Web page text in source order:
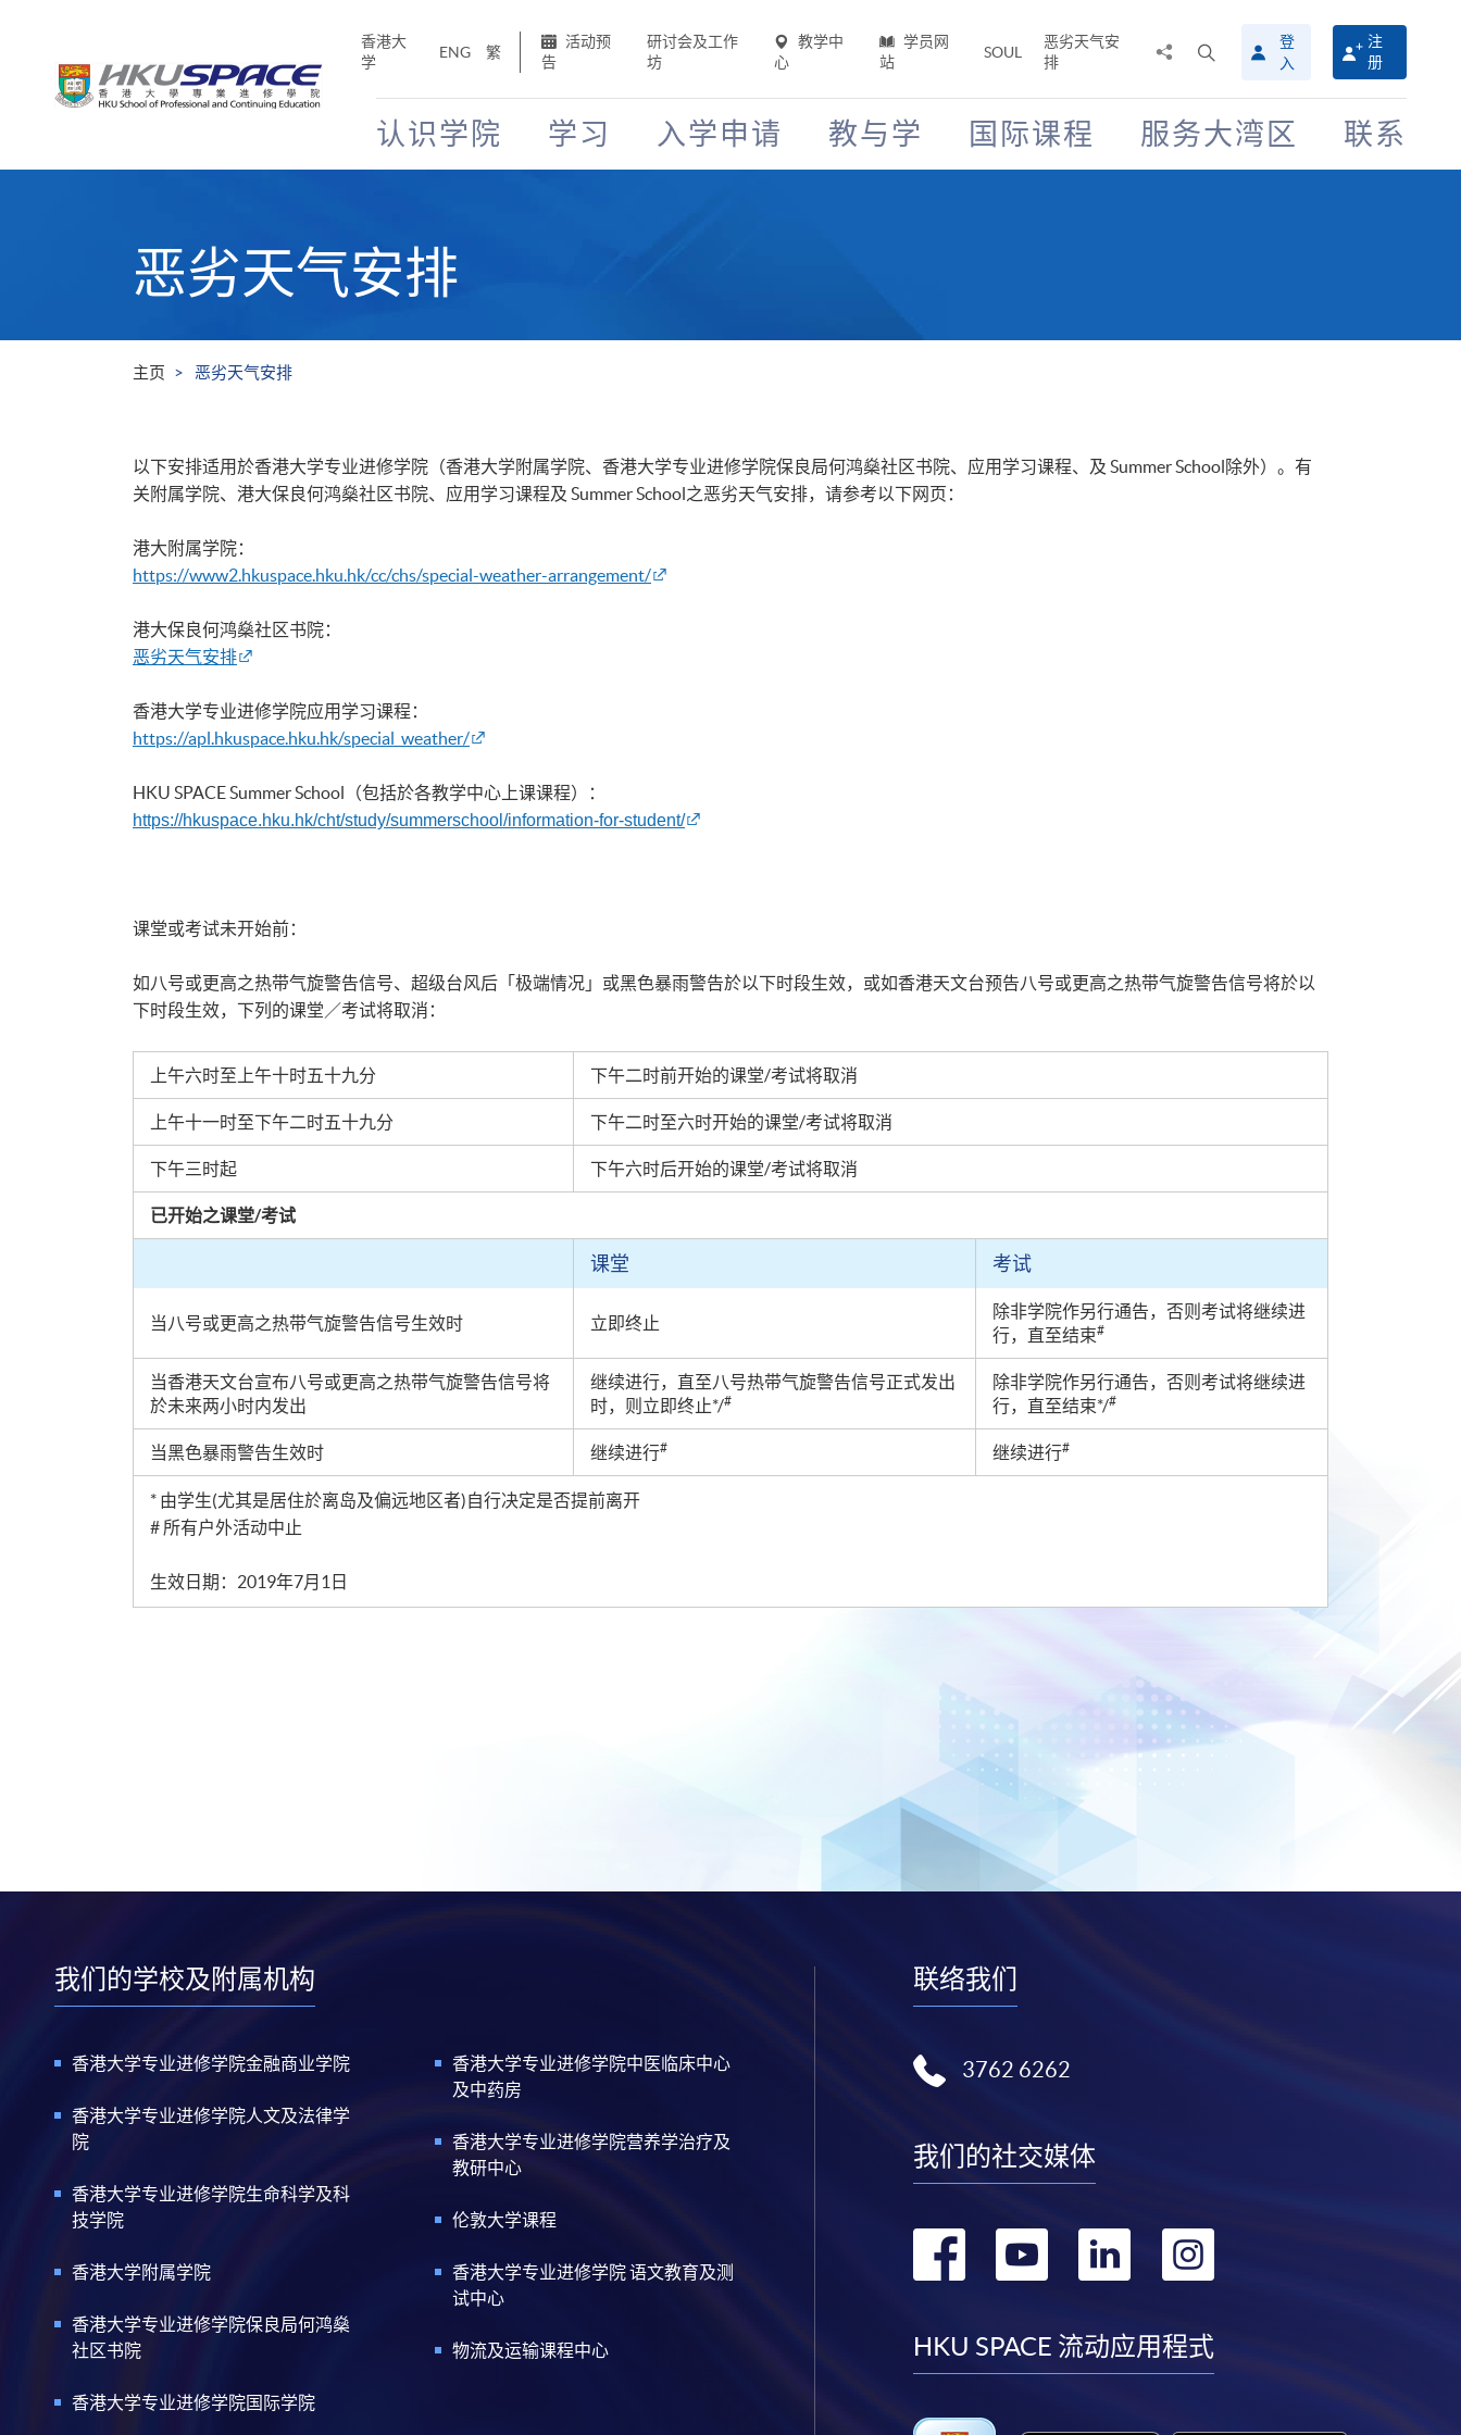
香港大
学
ENG 繁
活动预
告
研讨会及工作
坊
教学中
心
学员网
站
SOUL
恶劣天气安
排
搜
寻
介
面
登
入
注
册
认识学院 学习 入学申请 教与学 国际课程 服务大湾区 联系
恶劣天气安排
主页 恶劣天气安排
以下安排适用於香港大学专业进修学院（香港大学附属学院、香港大学专业进修学院保良局何鸿燊社区书院、应用学习课程、及 Summer School除外）。有
关附属学院、港大保良何鸿燊社区书院、应用学习课程及 Summer School之恶劣天气安排，请参考以下网页：
港大附属学院：
https://www2.hkuspace.hku.hk/cc/chs/special-weather-arrangement/
港大保良何鸿燊社区书院：
恶劣天气安排
香港大学专业进修学院应用学习课程：
https://apl.hkuspace.hku.hk/special_weather/
HKU SPACE SummerSchool（包括於各教学中心上课课程）：
https://hkuspace.hku.hk/cht/study/summerschool/information-for-student/
课堂或考试未开始前：
如八号或更高之热带气旋警告信号、超级台风后「极端情况」或黑色暴雨警告於以下时段生效，或如香港天文台预告八号或更高之热带气旋警告信号将於以
下时段生效，下列的课堂／考试将取消：
上午六时至上午十时五十九分 下午二时前开始的课堂/考试将取消
上午十一时至下午二时五十九分 下午二时至六时开始的课堂/考试将取消
下午三时起 下午六时后开始的课堂/考试将取消
已开始之课堂/考试
课堂 考试
当八号或更高之热带气旋警告信号生效时 立即终止
除非学院作另行通告，否则考试将继续进
行，直至结束#
当香港天文台宣布八号或更高之热带气旋警告信号将
於未来两小时内发出
继续进行，直至八号热带气旋警告信号正式发出
时，则立即终止*/#
除非学院作另行通告，否则考试将继续进
行，直至结束*/#
当黑色暴雨警告生效时 继续进行# 继续进行#
* 由学生(尤其是居住於离岛及偏远地区者)自行决定是否提前离开
# 所有户外活动中止
生效日期：2019年7月1日
我们的学校及附属机构
香港大学专业进修学院金融商业学院
香港大学专业进修学院人文及法律学
院
香港大学专业进修学院生命科学及科
技学院
香港大学附属学院
香港大学专业进修学院保良局何鸿燊
社区书院
香港大学专业进修学院国际学院
香港大学专业进修学院中医临床中心
及中药房
香港大学专业进修学院营养学治疗及
教研中心
伦敦大学课程
香港大学专业进修学院 语文教育及测
试中心
物流及运输课程中心
联络我们
3762 6262
我们的社交媒体
转
facebook
转
youtube
转
linkedin
转
instagram
HKU SPACE 流动应用程式